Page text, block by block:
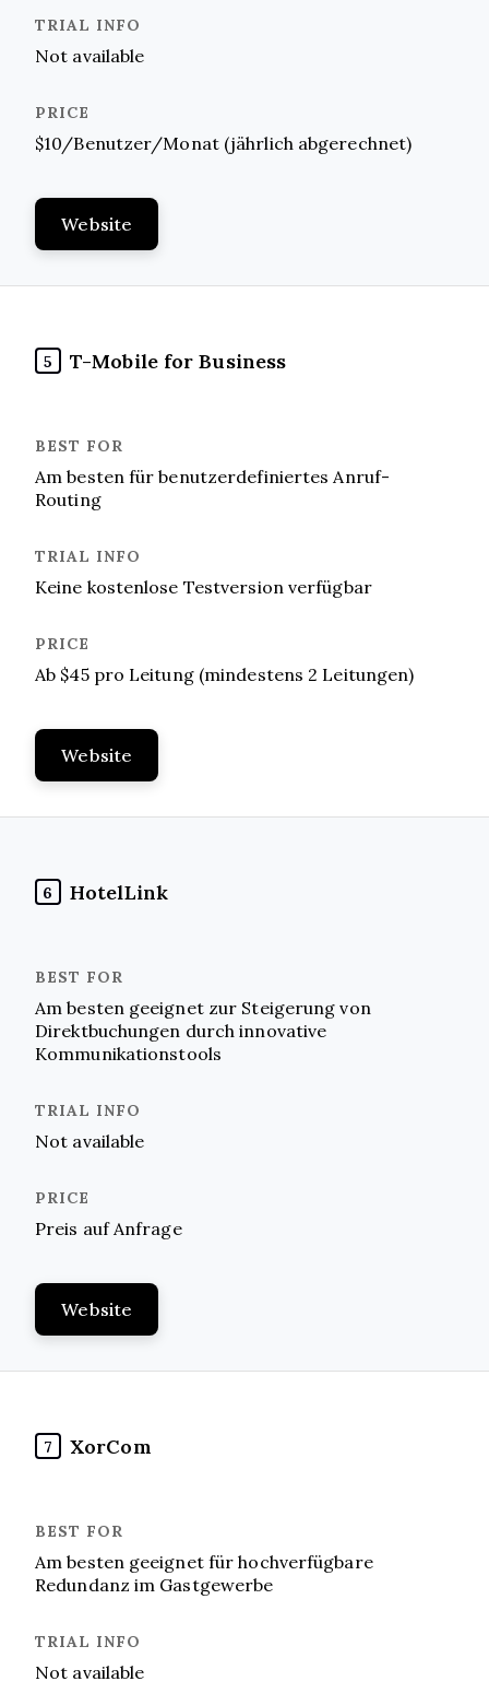
Not available
$10/Benutzer/Monat (jährlich abgerechnet)
Website
5 T-Mobile for Business
Am besten für benutzerdefiniertes Anruf-
Routing
Keine kostenlose Testversion verfügbar
Ab $45 pro Leitung (mindestens 2 Leitungen)
Website
6 HotelLink
Am besten geeignet zur Steigerung von
Direktbuchungen durch innovative
Kommunikationstools
Not available
Preis auf Anfrage
Website
7 XorCom
Am besten geeignet für hochverfügbare
Redundanz im Gastgewerbe
Not available